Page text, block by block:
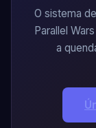
O sistema
Parallel
a